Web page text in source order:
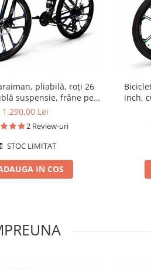
pliabilă, roți 26
suspensie, frâne pe
disc, albastră
1.290,00 Lei
2 Review-uri
STOC LIMITAT
IN COS
inch,